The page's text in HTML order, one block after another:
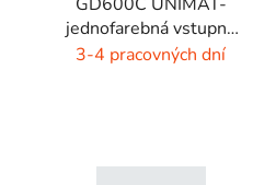
jednofarebná vstupná
rohož- žiarivé farby
3-4 pracovných dní